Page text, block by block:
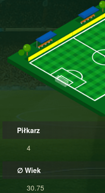
Piłkarz
4
∅ Wiek
30.75